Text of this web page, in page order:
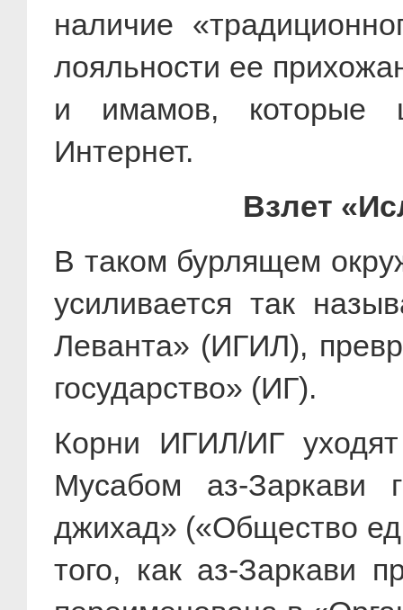
наличие
лояльности ее
и имамов, которые
Интернет.
Взлет
В таком бурлящем
усиливается так
Леванта» (ИГИЛ),
государство» (ИГ).
Корни ИГИЛ/ИГ
Мусабом аз-Заркави
джихад» («Общество
того, как аз-Заркави